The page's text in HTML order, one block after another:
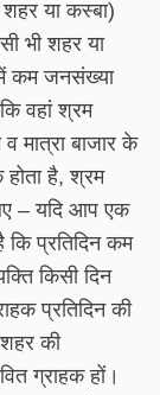
या कस्बा)
भी शहर या
में कम जनसंख्या
वहां श्रम
मात्रा बाजार के
होता है, श्रम
– यदि आप एक
प्रतिदिन कम
किसी दिन
प्रतिदिन की
की
ग्राहक हों।